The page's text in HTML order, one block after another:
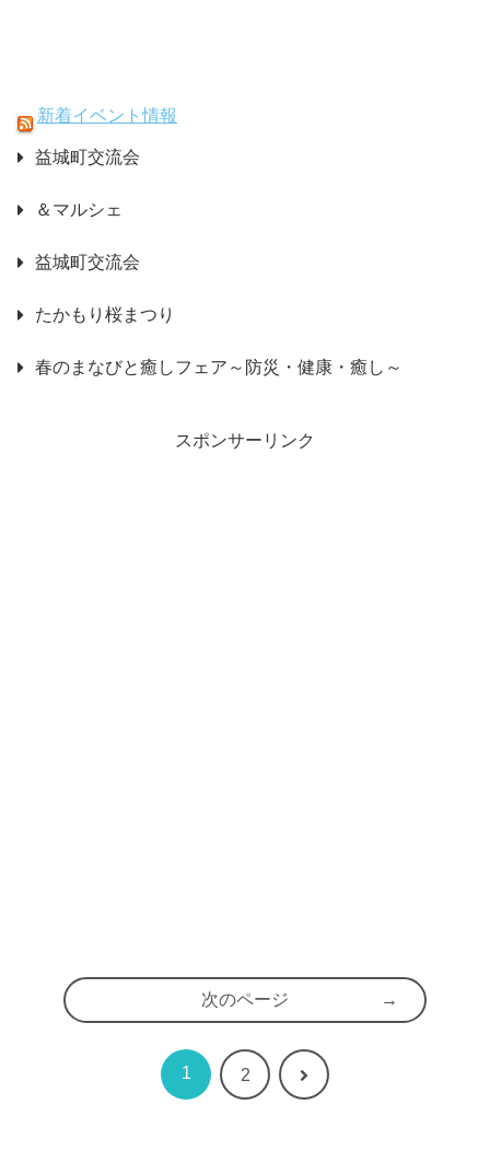
新着イベント情報
益城町交流会
＆マルシェ
益城町交流会
たかもり桜まつり
春のまなびと癒しフェア～防災・健康・癒し～
スポンサーリンク
次のページ
1 2 次